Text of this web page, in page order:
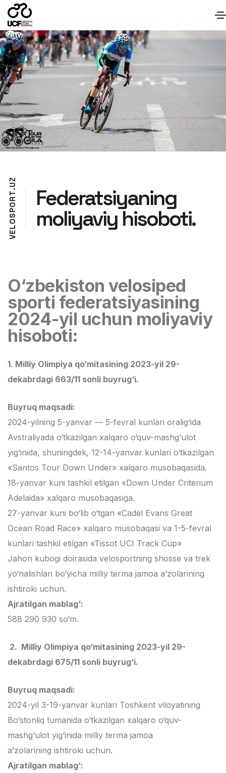
V
E
L
O
S
P
O
R
T
.
U
Z
Federatsiyaning
moliyaviy hisoboti.
O‘zbekiston velosiped
sporti federatsiyasining
2024-yil uchun moliyaviy
hisoboti:
1. Milliy Olimpiya qo‘mitasining 2023-yil 29-
dekabrdagi 663/11 sonli buyrug‘i.
Buyruq maqsadi:
2024-yilning 5-yanvar — 5-fevral kunlari oralig‘ida
Avstraliyada o‘tkazilgan xalqaro o‘quv-mashg‘ulot
yig‘inida, shuningdek, 12-14-yanvar kunlari o‘tkazilgan
«Santos Tour Down Under» xalqaro musobaqasida.
18-yanvar kuni tashkil etilgan «Down Under Criterium
Adelaida» xalqaro musobaqasiga.
27-yanvar kuni bo‘lib o‘tgan «Cadel Evans Great
Ocean Road Race» xalqaro musobaqasi va 1-5-fevral
kunlari tashkil etilgan «Tissot UCI Track Cup»
Jahon kubogi doirasida velosportning shosse va trek
yo‘nalishlari bo‘yicha milliy terma jamoa a’zolarining
ishtiroki uchun.
Ajratilgan mablag‘:
588 290 930 so‘m.
2. Milliy Olimpiya qo‘mitasining 2023-yil 29-
dekabrdagi 675/11 sonli buyrug‘i.
Buyruq maqsadi:
2024-yil 3-19-yanvar kunlari Toshkent viloyatining
Bo‘stonliq tumanida o‘tkazilgan xalqaro o‘quv-
mashg‘ulot yig‘inida milliy terma jamoa
a’zolarining ishtiroki uchun.
Ajratilgan mablag‘: